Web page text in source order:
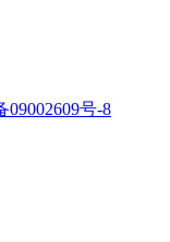
09002609号-8